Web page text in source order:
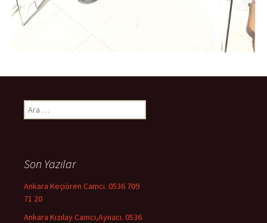
Arama:
Son Yazılar
Ankara Keçiören Camcı. 0536 709
71 20
Ankara Kızılay Camcı,Aynacı. 0536